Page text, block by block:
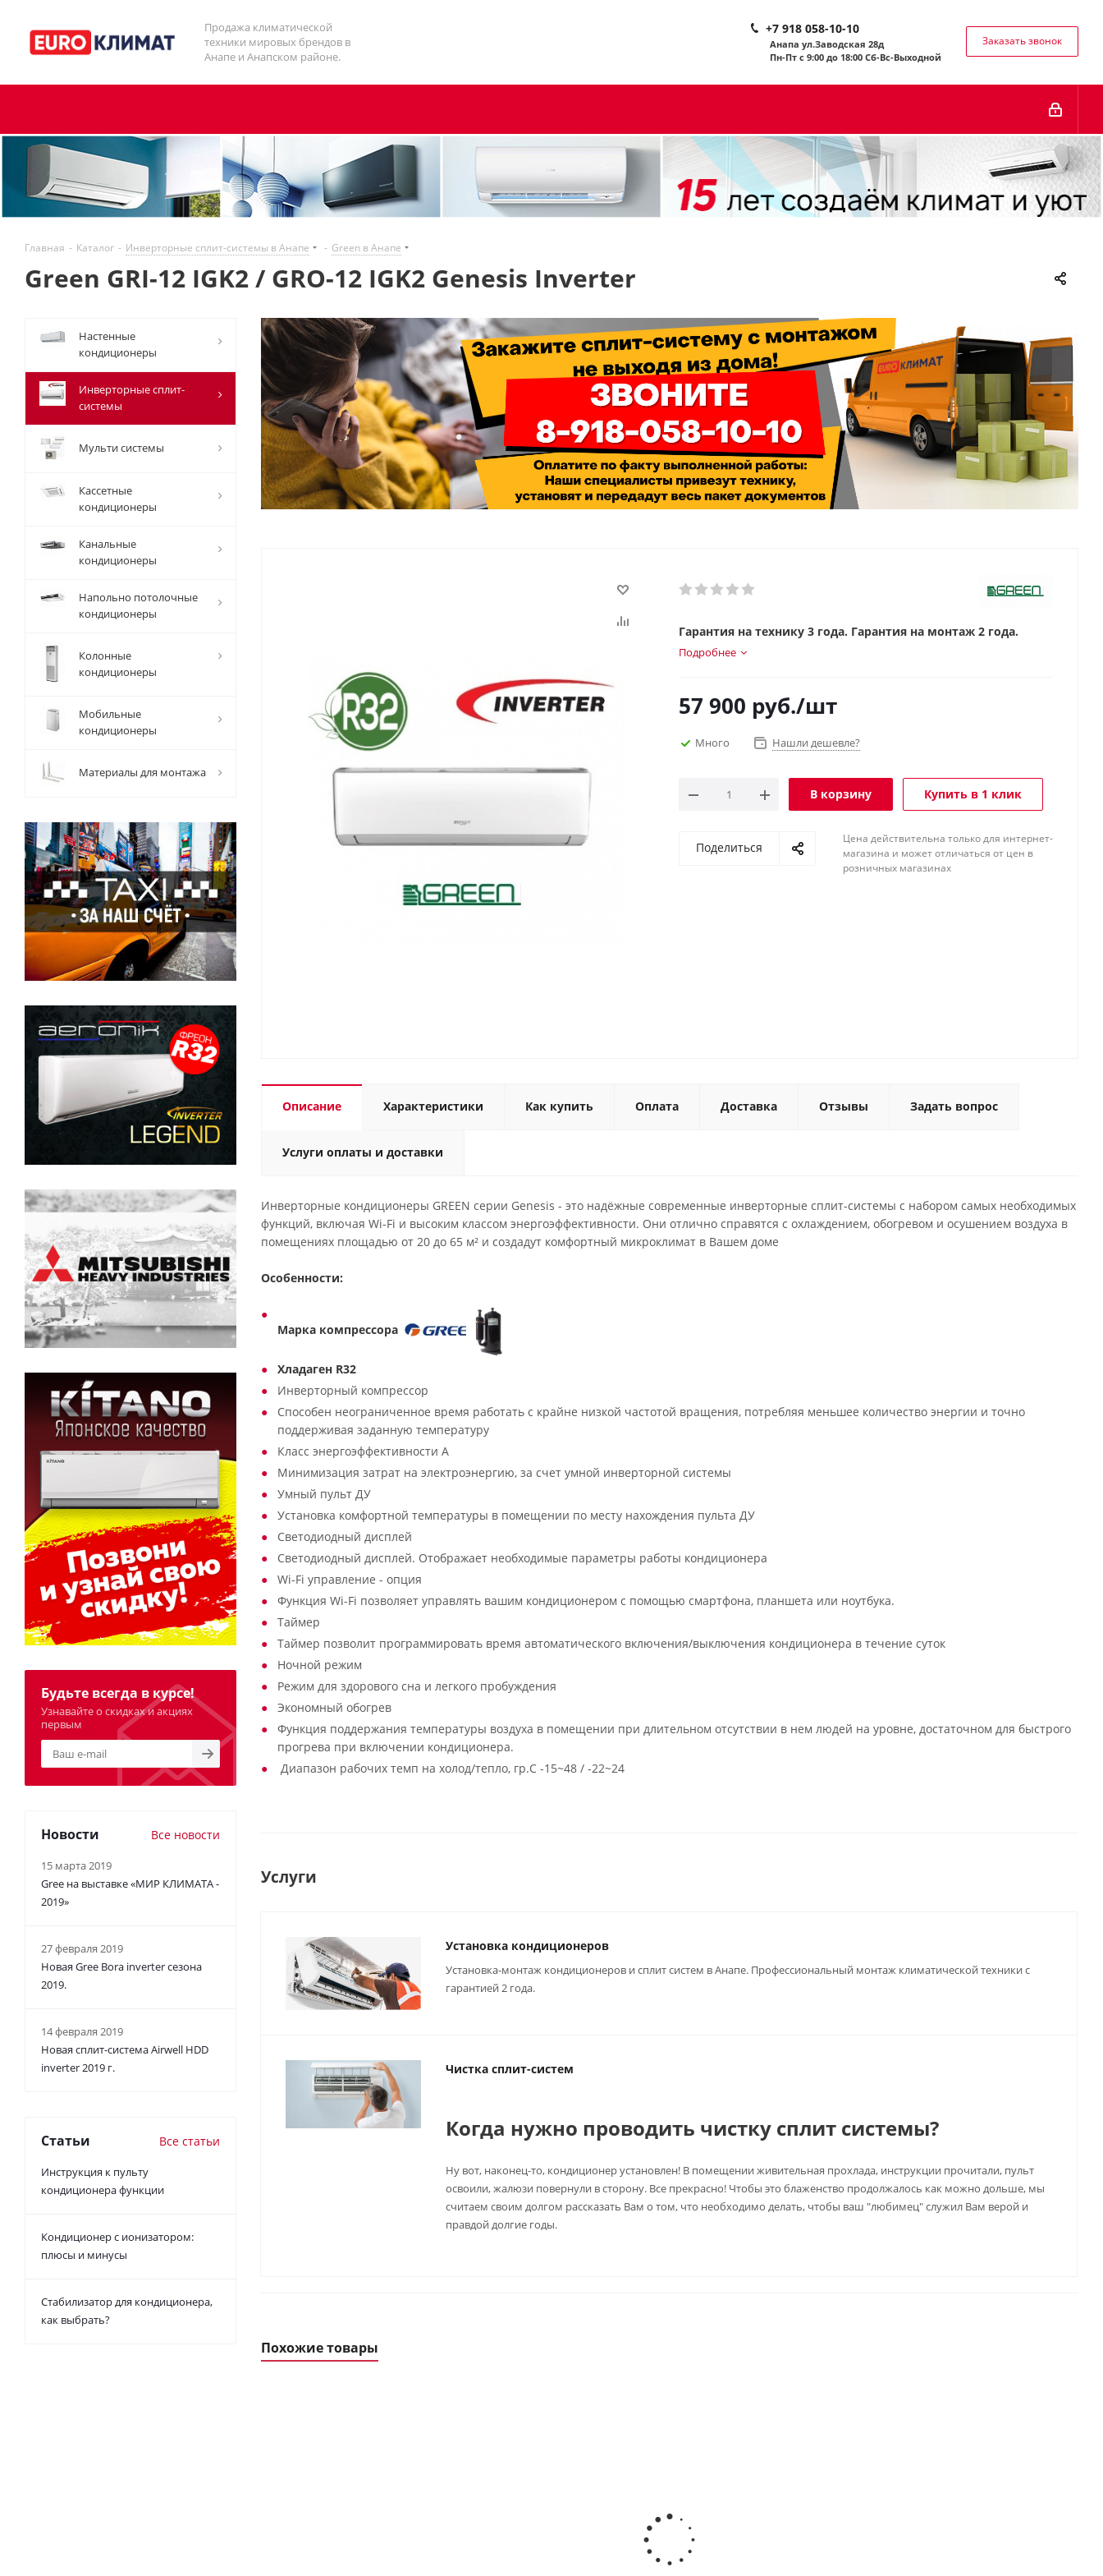
Продажа климатической
техники мировых брендов в
Анапе и Анапском районе.
+7 918 058-10-10
Анапа ул.Заводская 28д
Пн-Пт с 9:00 до 18:00 Сб-Вс-Выходной
Заказать звонок
Главная - Каталог - Инверторные сплит-системы в Анапе - Green в Анапе
Green GRI-12 IGK2 / GRO-12 IGK2 Genesis Inverter
Гарантия на технику 3 года. Гарантия на монтаж 2 года.
Подробнее
57 900 руб./шт
Много Нашли дешевле?
В корзину Купить в 1 клик
Поделиться
Цена действительна только для интернет-
магазина и может отличаться от цен в
розничных магазинах
Описание Характеристики Как купить Оплата Доставка Отзывы Задать вопрос
Услуги оплаты и доставки
Инверторные кондиционеры GREEN серии Genesis - это надёжные современные инверторные сплит-системы с набором самых необходимых
функций, включая Wi-Fi и высоким классом энергоэффективности. Они отлично справятся с охлаждением, обогревом и осушением воздуха в
помещениях площадью от 20 до 65 м² и создадут комфортный микроклимат в Вашем доме
Особенности:
Марка компрессора
Хладаген R32
Инверторный компрессор
Способен неограниченное время работать с крайне низкой частотой вращения, потребляя меньшее количество энергии и точно
поддерживая заданную температуру
Класс энергоэффективности А
Минимизация затрат на электроэнергию, за счет умной инверторной системы
Умный пульт ДУ
Установка комфортной температуры в помещении по месту нахождения пульта ДУ
Светодиодный дисплей
Светодиодный дисплей. Отображает необходимые параметры работы кондиционера
Wi-Fi управление - опция
Функция Wi-Fi позволяет управлять вашим кондиционером с помощью смартфона, планшета или ноутбука.
Таймер
Таймер позволит программировать время автоматического включения/выключения кондиционера в течение суток
Ночной режим
Режим для здорового сна и легкого пробуждения
Экономный обогрев
Функция поддержания температуры воздуха в помещении при длительном отсутствии в нем людей на уровне, достаточном для быстрого
прогрева при включении кондиционера.
Диапазон рабочих темп на холод/тепло, гр.С -15~48 / -22~24
Услуги
Установка кондиционеров
Установка-монтаж кондиционеров и сплит систем в Анапе. Профессиональный монтаж климатической техники с
гарантией 2 года.
Чистка сплит-систем
Когда нужно проводить чистку сплит системы?
Ну вот, наконец-то, кондиционер установлен! В помещении живительная прохлада, инструкции прочитали, пульт
освоили, жалюзи повернули в сторону. Все прекрасно! Чтобы это блаженство продолжалось как можно дольше, мы
считаем своим долгом рассказать Вам о том, что необходимо делать, чтобы ваш "любимец" служил Вам верой и
правдой долгие годы.
Похожие товары
Настенные
кондиционеры
Инверторные сплит-
системы
Мульти системы
Кассетные
кондиционеры
Канальные
кондиционеры
Напольно потолочные
кондиционеры
Колонные
кондиционеры
Мобильные
кондиционеры
Материалы для монтажа
Будьте всегда в курсе!
Узнавайте о скидках и акциях
первым
Новости Все новости
15 марта 2019
Gree на выставке «МИР КЛИМАТА -
2019»
27 февраля 2019
Новая Gree Bora inverter сезона
2019.
14 февраля 2019
Новая сплит-система Airwell HDD
inverter 2019 г.
Статьи Все статьи
Инструкция к пульту
кондиционера функции
Кондиционер с ионизатором:
плюсы и минусы
Стабилизатор для кондиционера,
как выбрать?